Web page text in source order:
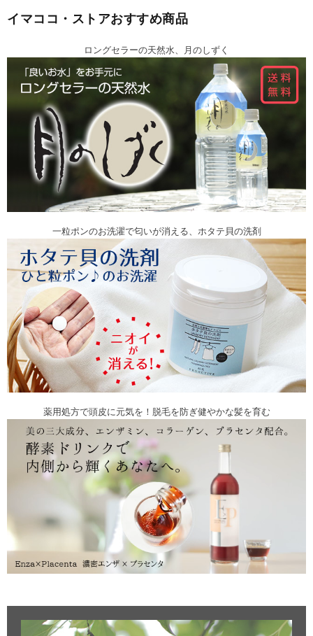
イマココ・ストアおすすめ商品
ロングセラーの天然水、月のしずく
一粒ポンのお洗濯で匂いが消える、ホタテ貝の洗剤
薬用処方で頭皮に元気を！脱毛を防ぎ健やかな髪を育む